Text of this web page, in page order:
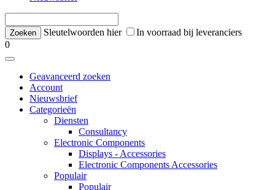
Sleutelwoorden hier
In voorraad bij leveranciers
0
Geavanceerd zoeken
Account
Nieuwsbrief
Categorieën
Diensten
Consultancy
Electronic Components
Displays - Accessories
Electronic Components Accessories
Populair
Populair